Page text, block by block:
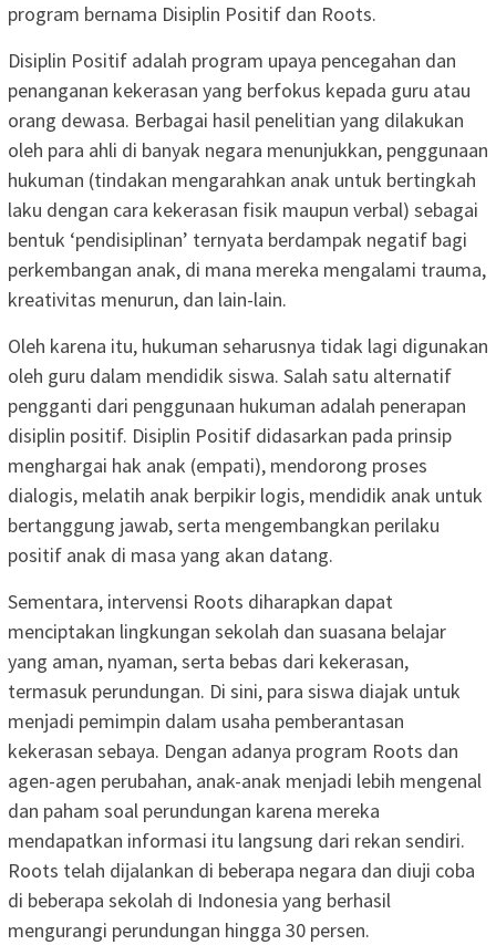
program bernama Disiplin Positif dan Roots.
Disiplin Positif adalah program upaya pencegahan dan
penanganan kekerasan yang berfokus kepada guru atau
orang dewasa. Berbagai hasil penelitian yang dilakukan
oleh para ahli di banyak negara menunjukkan, penggunaan
hukuman (tindakan mengarahkan anak untuk bertingkah
laku dengan cara kekerasan fisik maupun verbal) sebagai
bentuk ‘pendisiplinan’ ternyata berdampak negatif bagi
perkembangan anak, di mana mereka mengalami trauma,
kreativitas menurun, dan lain-lain.
Oleh karena itu, hukuman seharusnya tidak lagi digunakan
oleh guru dalam mendidik siswa. Salah satu alternatif
pengganti dari penggunaan hukuman adalah penerapan
disiplin positif. Disiplin Positif didasarkan pada prinsip
menghargai hak anak (empati), mendorong proses
dialogis, melatih anak berpikir logis, mendidik anak untuk
bertanggung jawab, serta mengembangkan perilaku
positif anak di masa yang akan datang.
Sementara, intervensi Roots diharapkan dapat
menciptakan lingkungan sekolah dan suasana belajar
yang aman, nyaman, serta bebas dari kekerasan,
termasuk perundungan. Di sini, para siswa diajak untuk
menjadi pemimpin dalam usaha pemberantasan
kekerasan sebaya. Dengan adanya program Roots dan
agen-agen perubahan, anak-anak menjadi lebih mengenal
dan paham soal perundungan karena mereka
mendapatkan informasi itu langsung dari rekan sendiri.
Roots telah dijalankan di beberapa negara dan diuji coba
di beberapa sekolah di Indonesia yang berhasil
mengurangi perundungan hingga 30 persen.